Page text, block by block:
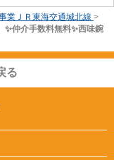
業ＪＲ東海交通城北線 >
✨️仲介手数料無料✨️西味鋺
る